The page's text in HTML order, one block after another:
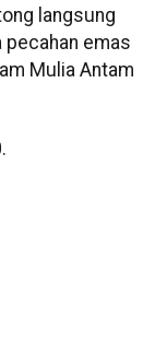
langsung
pecahan emas
Mulia Antam